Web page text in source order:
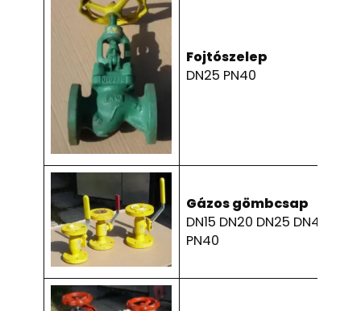
Fojtószelep
DN25 PN40
Gázos gömbcsap
DN15 DN20 DN25 DN40
PN40